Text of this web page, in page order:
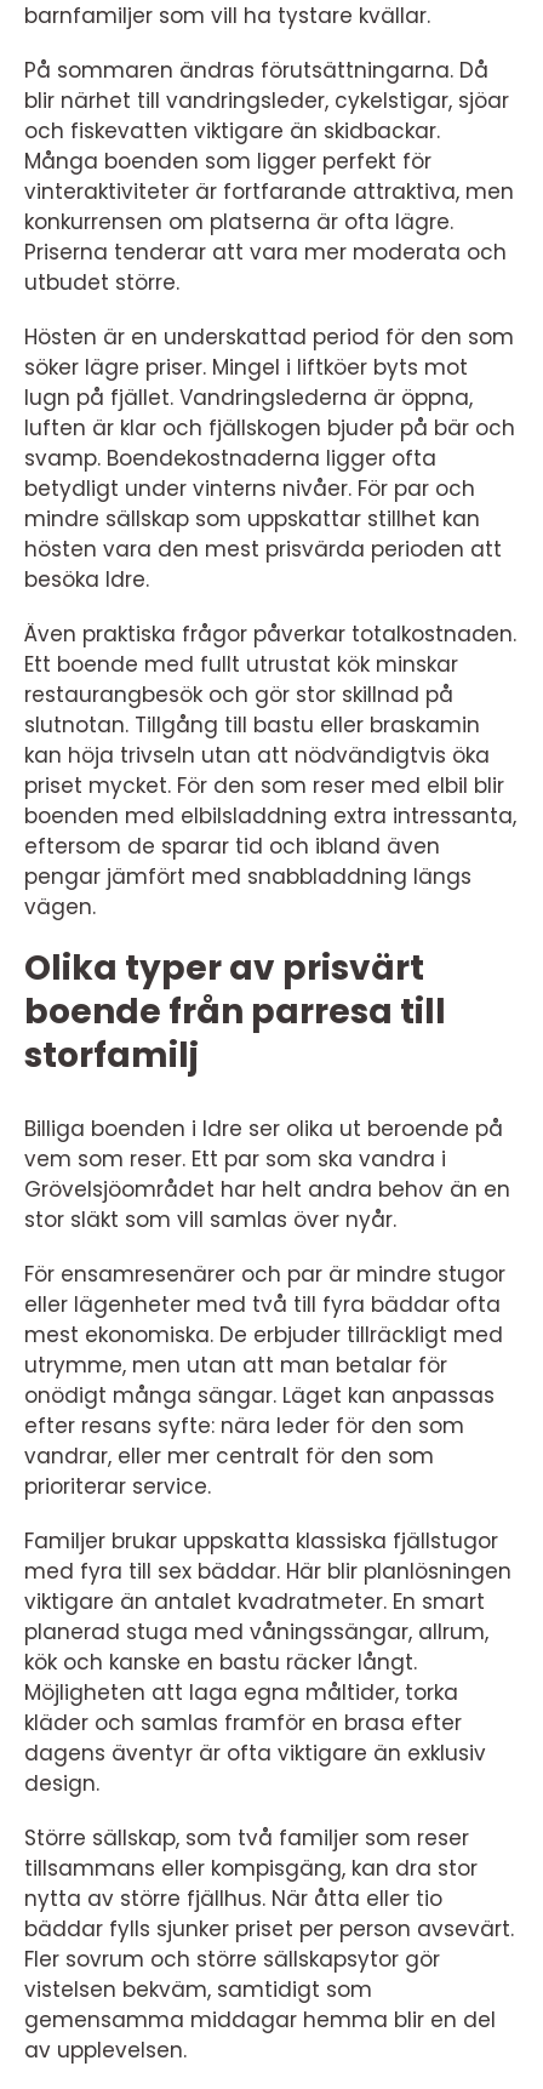
barnfamiljer som vill ha tystare kvällar.
På sommaren ändras förutsättningarna. Då
blir närhet till vandringsleder, cykelstigar, sjöar
och fiskevatten viktigare än skidbackar.
Många boenden som ligger perfekt för
vinteraktiviteter är fortfarande attraktiva, men
konkurrensen om platserna är ofta lägre.
Priserna tenderar att vara mer moderata och
utbudet större.
Hösten är en underskattad period för den som
söker lägre priser. Mingel i liftköer byts mot
lugn på fjället. Vandringslederna är öppna,
luften är klar och fjällskogen bjuder på bär och
svamp. Boendekostnaderna ligger ofta
betydligt under vinterns nivåer. För par och
mindre sällskap som uppskattar stillhet kan
hösten vara den mest prisvärda perioden att
besöka Idre.
Även praktiska frågor påverkar totalkostnaden.
Ett boende med fullt utrustat kök minskar
restaurangbesök och gör stor skillnad på
slutnotan. Tillgång till bastu eller braskamin
kan höja trivseln utan att nödvändigtvis öka
priset mycket. För den som reser med elbil blir
boenden med elbilsladdning extra intressanta,
eftersom de sparar tid och ibland även
pengar jämfört med snabbladdning längs
vägen.
Olika typer av prisvärt
boende från parresa till
storfamilj
Billiga boenden i Idre ser olika ut beroende på
vem som reser. Ett par som ska vandra i
Grövelsjöområdet har helt andra behov än en
stor släkt som vill samlas över nyår.
För ensamresenärer och par är mindre stugor
eller lägenheter med två till fyra bäddar ofta
mest ekonomiska. De erbjuder tillräckligt med
utrymme, men utan att man betalar för
onödigt många sängar. Läget kan anpassas
efter resans syfte: nära leder för den som
vandrar, eller mer centralt för den som
prioriterar service.
Familjer brukar uppskatta klassiska fjällstugor
med fyra till sex bäddar. Här blir planlösningen
viktigare än antalet kvadratmeter. En smart
planerad stuga med våningssängar, allrum,
kök och kanske en bastu räcker långt.
Möjligheten att laga egna måltider, torka
kläder och samlas framför en brasa efter
dagens äventyr är ofta viktigare än exklusiv
design.
Större sällskap, som två familjer som reser
tillsammans eller kompisgäng, kan dra stor
nytta av större fjällhus. När åtta eller tio
bäddar fylls sjunker priset per person avsevärt.
Fler sovrum och större sällskapsytor gör
vistelsen bekväm, samtidigt som
gemensamma middagar hemma blir en del
av upplevelsen.